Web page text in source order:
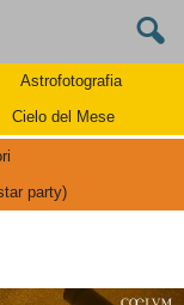
Astrofotografia
Cielo del Mese
party)